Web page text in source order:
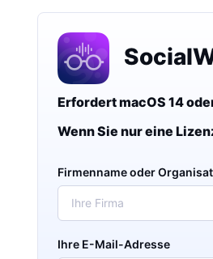
Erfordert macOS 14
Wenn Sie nur eine
Firmenname oder
Ihre E-Mail-Adresse